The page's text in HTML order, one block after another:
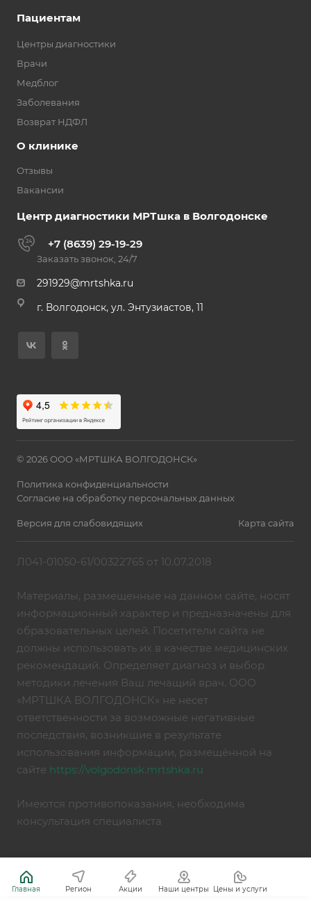
Пациентам
Центры диагностики
Врачи
Медблог
Заболевания
Возврат НДФЛ
О клинике
Отзывы
Вакансии
Центр диагностики МРТшка в Волгодонске
+7 (8639) 29-19-29
Заказать звонок, 24/7
291929@mrtshka.ru
г. Волгодонск, ул. Энтузиастов, 11
© 2026 ООО «МРТШКА ВОЛГОДОНСК»
Политика конфиденциальности
Согласие на обработку персональных данных
Версия для слабовидящих Карта сайта
Л041-01050-61/00322765 от 10.07.2018
Материалы, размещенные на данном сайте, носят
информационный характер и предназначены для
образовательных целей. Посетители сайта не
должны использовать их в качестве медицинских
рекомендаций. Определяет диагноз и выбор
методики лечения Ваш лечащий врач. ООО
«МРТШКА ВОЛГОДОНСК» не несет
ответственности за возможные негативные
последствия, возникшие в результате
использования информации, размещённой на
сайте https://volgodonsk.mrtshka.ru
Имеются противопоказания, необходима
консультация специалиста
Главная Регион Акции Наши центры Цены и услуги